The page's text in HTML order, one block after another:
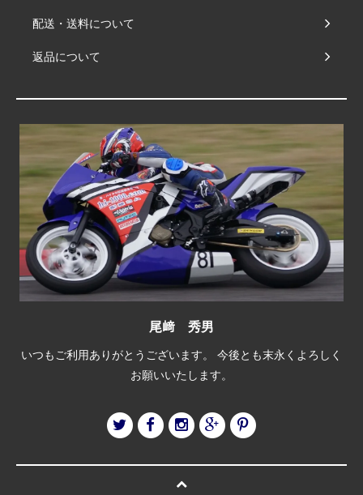
配送・送料について
返品について
尾﨑 秀男
いつもご利用ありがとうございます。 今後とも末永くよろしく
お願いいたします。